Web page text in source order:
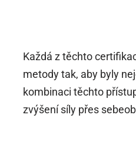
Každá z těchto
metody tak, aby byly
kombinaci těchto
zvýšení síly přes